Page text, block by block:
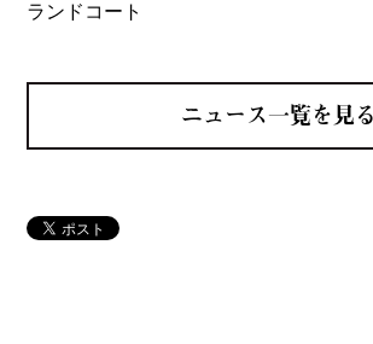
ランドコート
ニュース一覧を見る